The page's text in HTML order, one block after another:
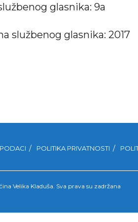
glasnika: 9a
službenog glasnika: 2017
POLITIKA PRIVATNOSTI
Velika Kladuša. Sva prava su zadržana